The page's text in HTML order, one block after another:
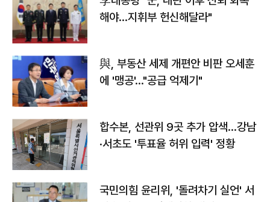
해야…지휘부 헌신해달라"
與, 부동산 세제 개편안 비판 오세훈
에 '맹공'…"공급 억제기"
합수본, 선관위 9곳 추가 압색…강남
·서초도 '투표율 허위 입력' 정황
국민의힘 윤리위, '돌려차기 실언' 서